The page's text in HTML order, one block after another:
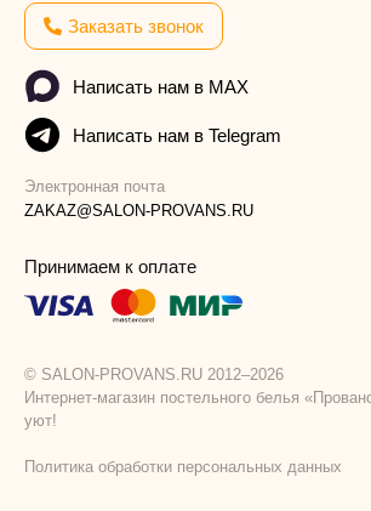
Заказать звонок
Написать нам в MAX
Написать нам в Telegram
Электронная почта
ZAKAZ@SALON-PROVANS.RU
Принимаем к оплате
© SALON-PROVANS.RU 2012–2026
Интернет-магазин постельного белья
уют!
Политика обработки персональных данных